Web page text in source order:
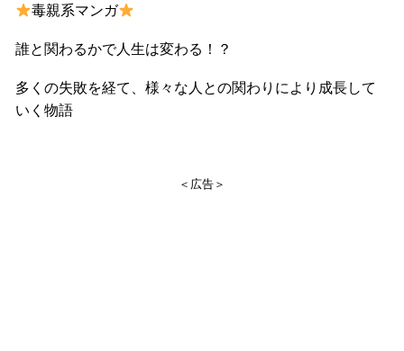
毒親系マンガ
誰と関わるかで人生は変わる！？
多くの失敗を経て、様々な人との関わりにより成長して
いく物語
＜広告＞